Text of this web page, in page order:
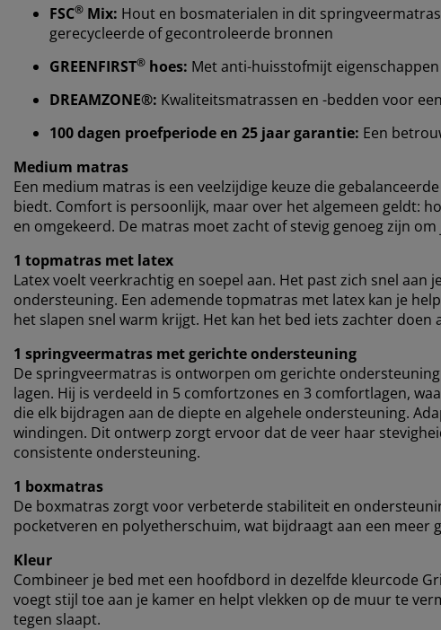
FSC® Mix: Hout en bosmaterialen in dit
gerecycleerde of gecontroleerde bronnen
GREENFIRST® hoes: Met anti-huisstofmijt eigenschappen
DREAMZONE®: Kwaliteitsmatrassen en -bedden voor
100 dagen proefperiode en 25 jaar garantie: Een
Medium matras
Een medium matras is een veelzijdige keuze die
biedt. Comfort is persoonlijk, maar over het algemeen geldt:
en omgekeerd. De matras moet zacht of stevig genoeg zijn
1 topmatras met latex
Latex voelt veerkrachtig en soepel aan. Het past zich snel
ondersteuning. Een ademende topmatras met latex kan je
het slapen snel warm krijgt. Het kan het bed iets zachter doen
1 springveermatras met gerichte ondersteuning
De springveermatras is ontworpen om gerichte
lagen. Hij is verdeeld in 5 comfortzones en 3 comfortlagen,
die elk bijdragen aan de diepte en algehele ondersteuning.
windingen. Dit ontwerp zorgt ervoor dat de veer haar
consistente ondersteuning.
1 boxmatras
De boxmatras zorgt voor verbeterde stabiliteit en
pocketveren en polyetherschuim, wat bijdraagt aan een meer
Kleur
Combineer je bed met een hoofdbord in dezelfde kleurcode
voegt stijl toe aan je kamer en helpt vlekken op de muur te
tegen slaapt.